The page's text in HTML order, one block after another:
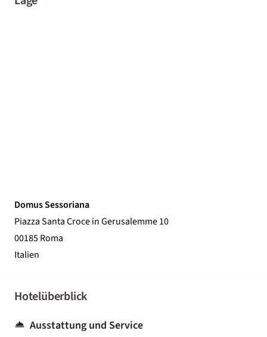
Domus Sessoriana
Piazza Santa Croce in Gerusalemme 10
00185 Roma
Italien
Hotelüberblick
Ausstattung und Service